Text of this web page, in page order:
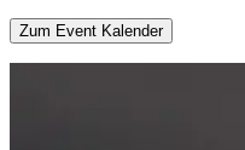
Zum Event Kalender